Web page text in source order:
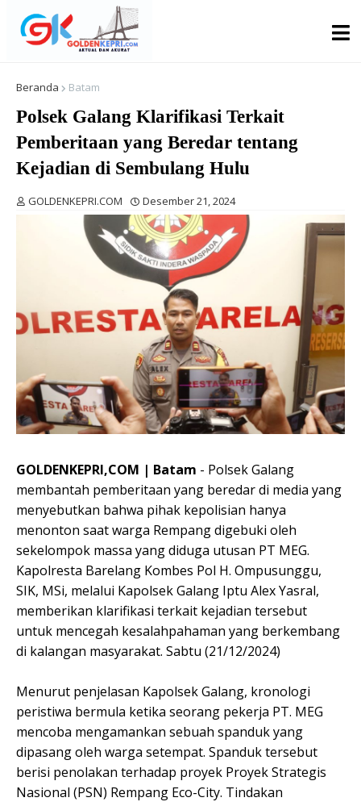
Beranda Batam
Polsek Galang Klarifikasi Terkait
Pemberitaan yang Beredar tentang
Kejadian di Sembulang Hulu
GOLDENKEPRI.COM Desember 21, 2024
GOLDENKEPRI,COM | Batam - Polsek Galang
membantah pemberitaan yang beredar di media yang
menyebutkan bahwa pihak kepolisian hanya
menonton saat warga Rempang digebuki oleh
sekelompok massa yang diduga utusan PT MEG.
Kapolresta Barelang Kombes Pol H. Ompusunggu,
SIK, MSi, melalui Kapolsek Galang Iptu Alex Yasral,
memberikan klarifikasi terkait kejadian tersebut
untuk mencegah kesalahpahaman yang berkembang
di kalangan masyarakat. Sabtu (21/12/2024)
Menurut penjelasan Kapolsek Galang, kronologi
peristiwa bermula ketika seorang pekerja PT. MEG
mencoba mengamankan sebuah spanduk yang
dipasang oleh warga setempat. Spanduk tersebut
berisi penolakan terhadap proyek Proyek Strategis
Nasional (PSN) Rempang Eco-City. Tindakan